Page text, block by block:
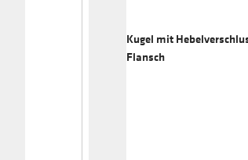
Kugel mit
Flansch